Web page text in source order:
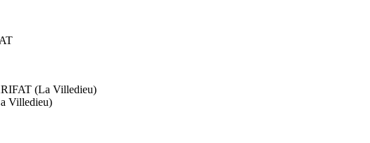
(La Villedieu)
Villedieu)